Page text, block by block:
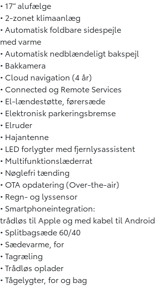
• 17” alufælge
• 2-zonet klimaanlæg
• Automatisk foldbare sidespejle
med varme
• Automatisk nedblændeligt bakspejl
• Bakkamera
• Cloud navigation (4 år)
• Connected og Remote Services
• El-lændestøtte, førersæde
• Elektronisk parkeringsbremse
• Elruder
• Hajantenne
• LED forlygter med fjernlysassistent
• Multifunktionslæderrat
• Nøglefri tænding
• OTA opdatering (Over-the-air)
• Regn- og lyssensor
• Smartphoneintegration:
trådløs til Apple og med kabel til Android
• Splitbagsæde 60/40
• Sædevarme, for
• Tagræling
• Trådløs oplader
• Tågelygter, for og bag